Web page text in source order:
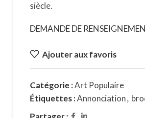
siècle.
DEMANDE DE
Ajouter aux favoris
Catégorie :Art Populaire
Étiquettes :Annonciation,